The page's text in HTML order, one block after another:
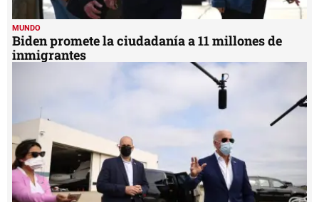
MUNDO
Biden promete la ciudadanía a 11 millones de
inmigrantes